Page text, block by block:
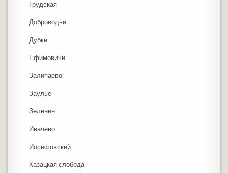
Грудская
Доброводье
Дубки
Ефимовичи
Залипаево
Заулье
Зеленин
Ивачево
Иосифовский
Казацкая слобода